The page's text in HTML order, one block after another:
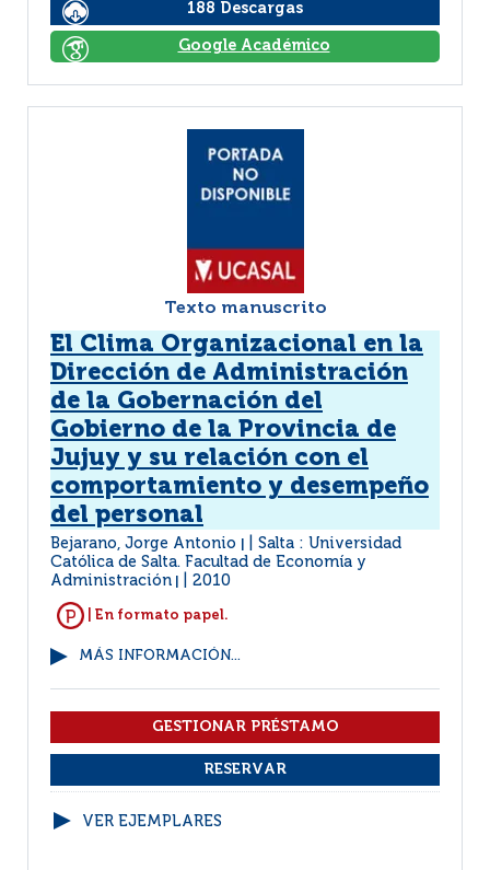
188 Descargas
Google Académico
Texto manuscrito
El Clima Organizacional en la
Dirección de Administración
de la Gobernación del
Gobierno de la Provincia de
Jujuy y su relación con el
comportamiento y desempeño
del personal
Bejarano, Jorge Antonio
Salta : Universidad
Católica de Salta. Facultad de Economía y
Administración
2010
| En formato papel.
MÁS INFORMACIÓN...
VER EJEMPLARES